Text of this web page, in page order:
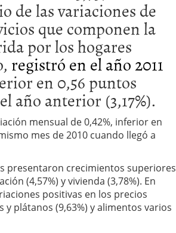
de las variaciones de
que componen la
por los hogares
registró en el año 2011
en 0,56 puntos
año anterior (3,17%).
mensual de 0,42%, inferior en
mes de 2010 cuando llegó a
presentaron crecimientos superiores
(4,57%) y vivienda (3,78%). En
positivas en los precios
plátanos (9,63%) y alimentos varios